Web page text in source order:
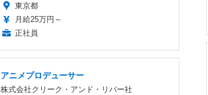
東京都
月給25万円～
正社員
アニメプロデューサー
株式会社クリーク・アンド・リバー社